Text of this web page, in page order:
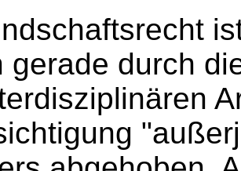
gerade durch